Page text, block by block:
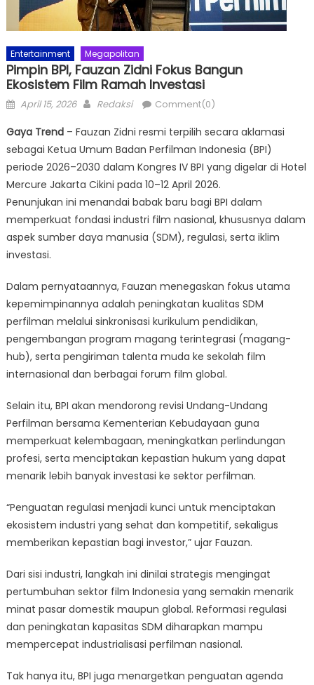
Entertainment Megapolitan
Pimpin BPI, Fauzan Zidni Fokus Bangun
Ekosistem Film Ramah Investasi
Posted
April 15, 2026 Author
Redaksi Comment(0)
Gaya Trend– Fauzan Zidni resmi terpilih secara aklamasi
sebagai Ketua Umum Badan Perfilman Indonesia (BPI)
periode 2026–2030 dalam Kongres IV BPI yang digelar di Hotel
Mercure Jakarta Cikini pada 10–12 April 2026.
Penunjukan ini menandai babak baru bagi BPI dalam
memperkuat fondasi industri film nasional, khususnya dalam
aspek sumber daya manusia (SDM), regulasi, serta iklim
investasi.
Dalam pernyataannya, Fauzan menegaskan fokus utama
kepemimpinannya adalah peningkatan kualitas SDM
perfilman melalui sinkronisasi kurikulum pendidikan,
pengembangan program magang terintegrasi (magang-
hub), serta pengiriman talenta muda ke sekolah film
internasional dan berbagai forum film global.
Selain itu, BPI akan mendorong revisi Undang-Undang
Perfilman bersama Kementerian Kebudayaan guna
memperkuat kelembagaan, meningkatkan perlindungan
profesi, serta menciptakan kepastian hukum yang dapat
menarik lebih banyak investasi ke sektor perfilman.
“Penguatan regulasi menjadi kunci untuk menciptakan
ekosistem industri yang sehat dan kompetitif, sekaligus
memberikan kepastian bagi investor,” ujar Fauzan.
Dari sisi industri, langkah ini dinilai strategis mengingat
pertumbuhan sektor film Indonesia yang semakin menarik
minat pasar domestik maupun global. Reformasi regulasi
dan peningkatan kapasitas SDM diharapkan mampu
mempercepat industrialisasi perfilman nasional.
Tak hanya itu, BPI juga menargetkan penguatan agenda